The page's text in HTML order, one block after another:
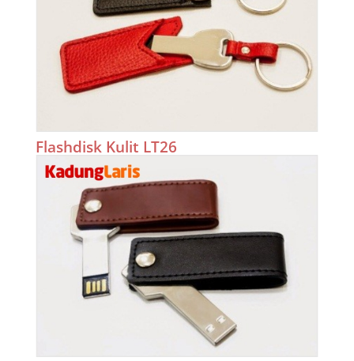
Flashdisk Kulit LT26